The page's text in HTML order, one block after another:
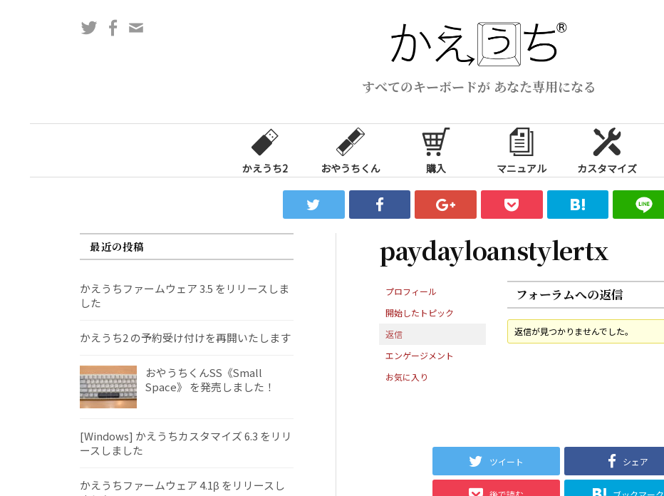
ス
すべてのキーボードが あなた専用になる
TwitterFacebook
かえうち2 おやうちくん 購入 マニュアル カスタマイズ
paydayloanstylertx
プロフィール
開始したトピック
返信
エンゲージメント
お気に入り
フォーラムへの返信
返信が見つかりませんでした。
ツイート シェア
最近の投稿
かえうちファームウェア 3.5 をリリースしま
した
かえうち2 の予約受け付けを再開いたします
おやうちくんSS《Small
Space》 を発売しました！
[Windows] かえうちカスタマイズ 6.3 をリリ
ースしました
かえうちファームウェア 4.1β をリリースし